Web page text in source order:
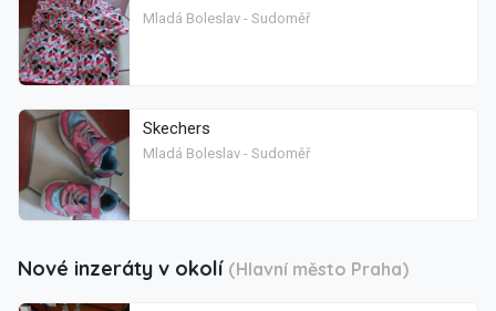
Mladá Boleslav - Sudoměř
Skechers
Mladá Boleslav - Sudoměř
Nové inzeráty v okolí (Hlavní město Praha)